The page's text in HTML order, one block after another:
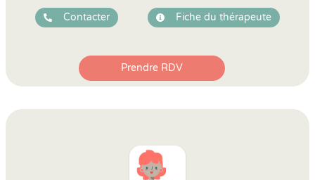
Contacter Fiche du thérapeute
Prendre RDV